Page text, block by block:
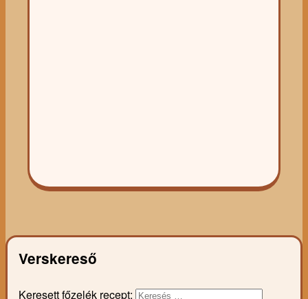
Verskereső
Keresett főzelék recept: